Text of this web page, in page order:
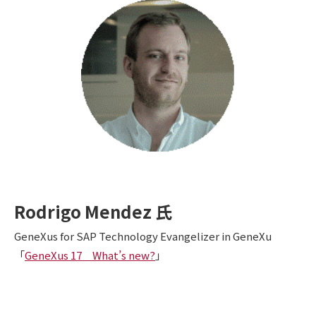
GeneXus ServerのCI機能
ディスカッション
Rodrigo Mendez 氏
GeneXus for SAP Technology Evangelizer in GeneXu
「GeneXus 17 What’s new? 」